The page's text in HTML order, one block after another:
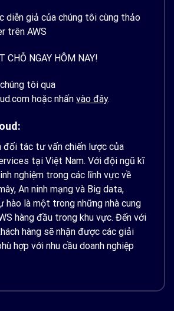
diễn giả của chúng tôi cùng thảo
trên AWS
CHỖ NGAY HÔM NAY!
tôi qua
hoặc nhấn vào đây.
đối tác tư vấn chiến lược của
tại Việt Nam. Với đội ngũ kĩ
nghiệm trong các lĩnh vực về
An ninh mạng và Big data,
hào là một trong những nhà cung
hàng đầu trong khu vực. Đến với
hàng sẽ nhận được các giải
hợp với nhu cầu doanh nghiệp